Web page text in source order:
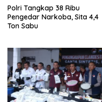
Polri Tangkap 38 Ribu
Pengedar Narkoba, Sita 4,4
Ton Sabu